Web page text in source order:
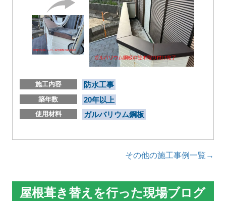
施工内容 防水工事
築年数 20年以上
使用材料 ガルバリウム鋼板
その他の施工事例一覧→
屋根葺き替えを行った現場ブログ